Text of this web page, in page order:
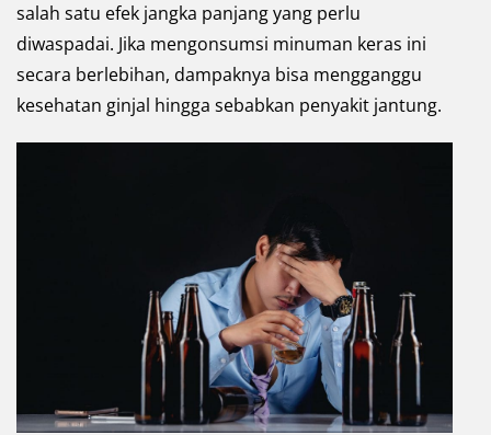
salah satu efek jangka panjang yang perlu
diwaspadai. Jika mengonsumsi minuman keras ini
secara berlebihan, dampaknya bisa mengganggu
kesehatan ginjal hingga sebabkan penyakit jantung.